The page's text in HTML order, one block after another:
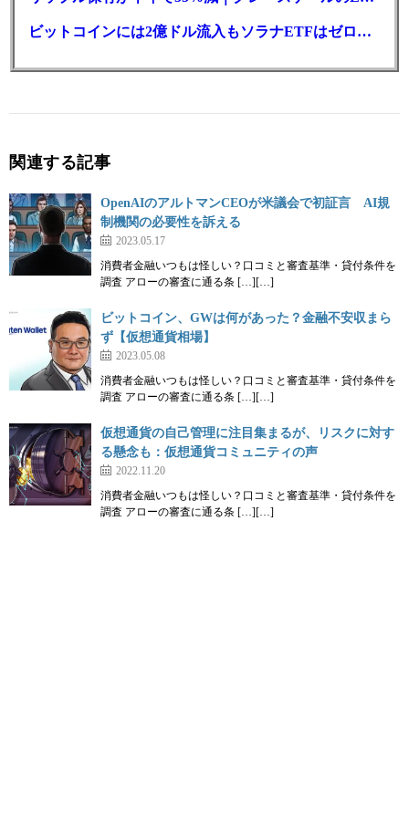
ビットコインには2億ドル流入もソラナETFはゼロ｜5営業日連続で停止
関連する記事
OpenAIのアルトマンCEOが米議会で初証言 AI規
制機関の必要性を訴える
2023.05.17
消費者金融いつもは怪しい？口コミと審査基準・貸付条件を
調査 アローの審査に通る条 […][…]
ビットコイン、GWは何があった？金融不安収まら
ず【仮想通貨相場】
2023.05.08
消費者金融いつもは怪しい？口コミと審査基準・貸付条件を
調査 アローの審査に通る条 […][…]
仮想通貨の自己管理に注目集まるが、リスクに対す
る懸念も：仮想通貨コミュニティの声
2022.11.20
消費者金融いつもは怪しい？口コミと審査基準・貸付条件を
調査 アローの審査に通る条 […][…]